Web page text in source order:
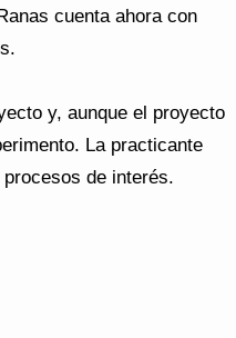
cuenta ahora con
y, aunque el proyecto
La practicante
de interés.